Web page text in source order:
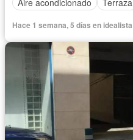
Aire acondicionado
Terraza
Hace 1 semana, 5 días en idealista